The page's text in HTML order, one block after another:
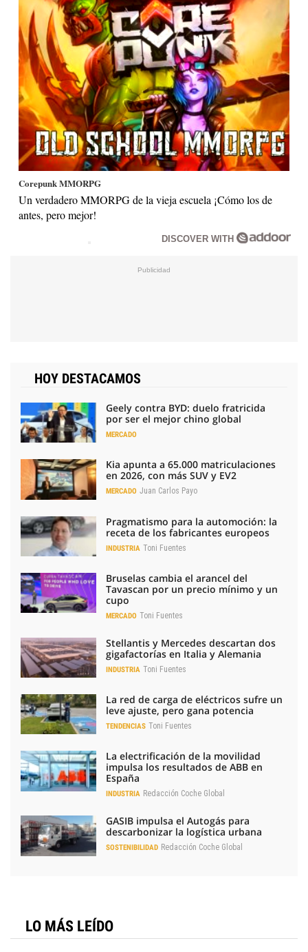
Corepunk MMORPG
Un verdadero MMORPG de la vieja escuela ¡Cómo los de
antes, pero mejor!
DISCOVER WITH
HOY DESTACAMOS
Geely contra BYD: duelo fratricida
por ser el mejor chino global
MERCADO
Kia apunta a 65.000 matriculaciones
en 2026, con más SUV y EV2
MERCADO Juan Carlos Payo
Pragmatismo para la automoción: la
receta de los fabricantes europeos
INDUSTRIA Toni Fuentes
Bruselas cambia el arancel del
Tavascan por un precio mínimo y un
cupo
MERCADO Toni Fuentes
Stellantis y Mercedes descartan dos
gigafactorías en Italia y Alemania
INDUSTRIA Toni Fuentes
La red de carga de eléctricos sufre un
leve ajuste, pero gana potencia
TENDENCIAS Toni Fuentes
La electrificación de la movilidad
impulsa los resultados de ABB en
España
INDUSTRIA Redacción Coche Global
GASIB impulsa el Autogás para
descarbonizar la logística urbana
SOSTENIBILIDAD Redacción Coche Global
LO MÁS LEÍDO